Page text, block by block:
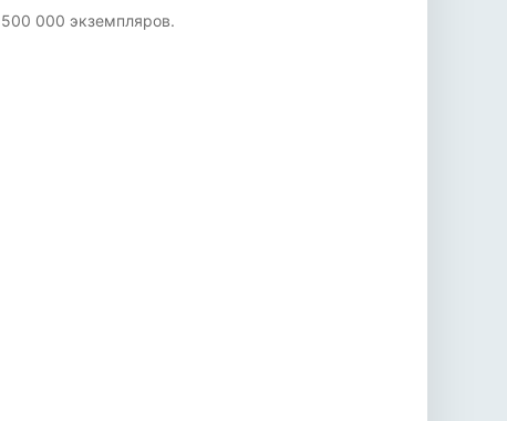
000 экземпляров.